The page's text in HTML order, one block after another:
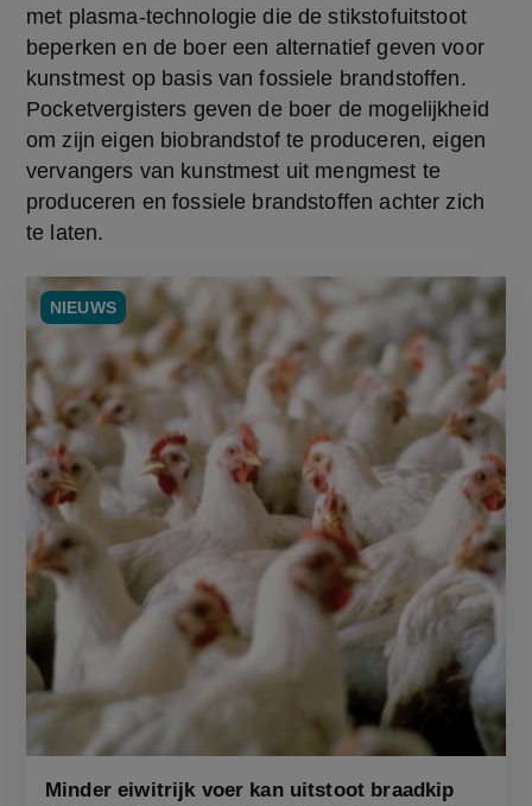
met plasma-technologie die de stikstofuitstoot
beperken en de boer een alternatief geven voor
kunstmest op basis van fossiele brandstoffen.
Pocketvergisters geven de boer de mogelijkheid
om zijn eigen biobrandstof te produceren, eigen
vervangers van kunstmest uit mengmest te
produceren en fossiele brandstoffen achter zich
te laten.
NIEUWS
Minder eiwitrijk voer kan uitstoot braadkip